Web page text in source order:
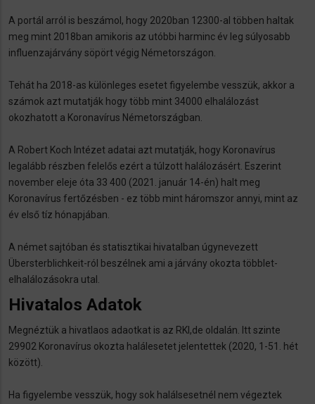
A portál arról is beszámol, hogy 2020ban 12300-al többen haltak
meg mint 2018ban amikoris az utóbbi harminc év leg súlyosabb
influenzajárvány söpört végig Németországon.
Tehát ha 2018-as különleges esetet figyelembe vesszük, akkor a
számok azt mutatják hogy több mint 34000 elhalálozást
okozhatott a Koronavírus Németországban.
A Robert Koch Intézet adatai azt mutatják, hogy Koronavírus
legalább részben felelős ezért a túlzott halálozásért. Eszerint
november eleje óta 33 400 (2021. január 14-én) halt meg
Koronavírus fertőzésben - ez több mint háromszor annyi, mint az
év első tíz hónapjában.
A német sajtóban és statisztikai hivatalban úgynevezett
Übersterblichkeit-ról beszélnek ami a járvány okozta többlet-
elhalálozásokra utal.
Hivatalos Adatok
Megnéztük a hivatlaos adaotkat is az RKI,de oldalán. Itt szinte
29902 Koronavírus okozta halálesetet jelentettek (2020, 1-51. hét
között).
Ha figyelembe vesszük, hogy sok halálsesetnél nem végeztek